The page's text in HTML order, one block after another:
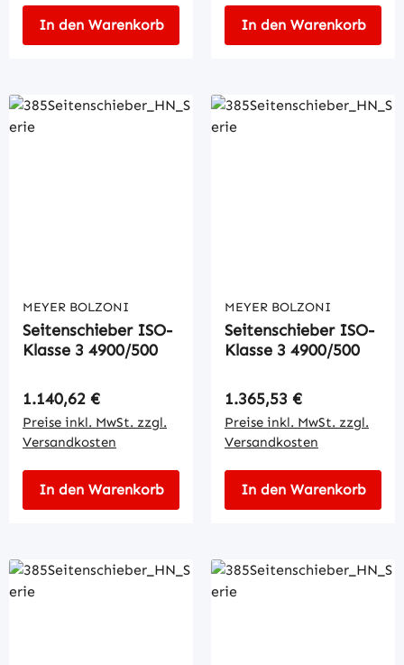
In den Warenkorb In den Warenkorb
MEYER BOLZONI
Seitenschieber ISO-
Klasse 3 4900/500
Regulärer Preis:
1.140,62 €
Preise inkl. MwSt. zzgl.
Versandkosten
In den Warenkorb
MEYER BOLZONI
Seitenschieber ISO-
Klasse 3 4900/500
Regulärer Preis:
1.365,53 €
Preise inkl. MwSt. zzgl.
Versandkosten
In den Warenkorb